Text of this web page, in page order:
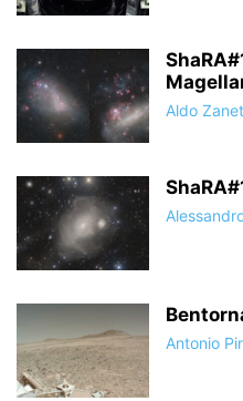
Aldo
Antonio